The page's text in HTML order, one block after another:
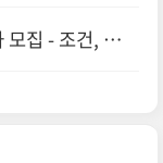
집 - 조건, 신청